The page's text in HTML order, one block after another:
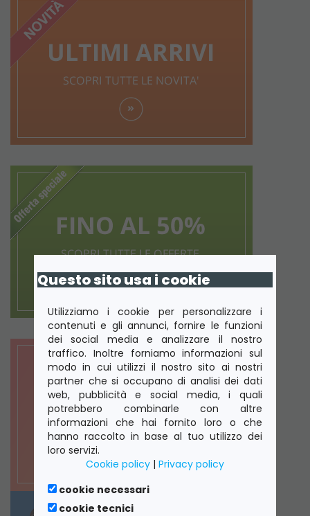
Questo sito usa i cookie
Utilizziamo i cookie per personalizzare i
contenuti e gli annunci, fornire le funzioni
dei social media e analizzare il nostro
traffico. Inoltre forniamo informazioni sul
modo in cui utilizzi il nostro sito ai nostri
partner che si occupano di analisi dei dati
web, pubblicità e social media, i quali
potrebbero combinarle con altre
informazioni che hai fornito loro o che
hanno raccolto in base al tuo utilizzo dei
loro servizi.
Cookie policy | Privacy policy
cookie necessari
cookie tecnici